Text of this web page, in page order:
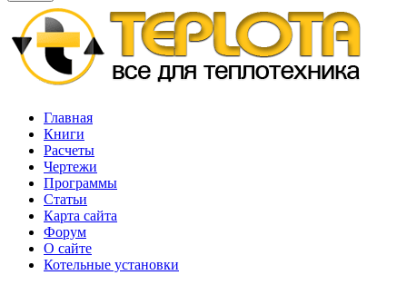
Главная
Книги
Расчеты
Чертежи
Программы
Статьи
Карта сайта
Форум
О сайте
Котельные установки